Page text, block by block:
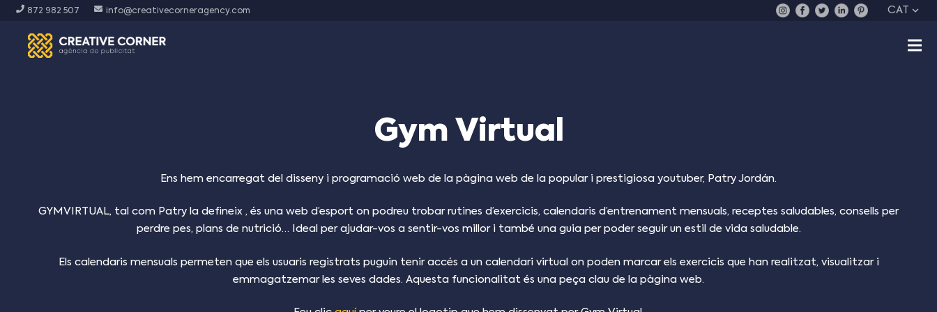
872 982 507 info@creativecorneragency.com CAT
Gym Virtual
Ens hem encarregat del disseny i programació web de la pàgina web de la popular i prestigiosa youtuber, Patry Jordán.
GYMVIRTUAL, tal com Patry la defineix , és una web d’esport on podreu trobar rutines d’exercicis, calendaris d’entrenament mensuals, receptes saludables, consells per
perdre pes, plans de nutrició… Ideal per ajudar-vos a sentir-vos millor i també una guia per poder seguir un estil de vida saludable.
Els calendaris mensuals permeten que els usuaris registrats puguin tenir accés a un calendari virtual on poden marcar els exercicis que han realitzat, visualitzar i
emmagatzemar les seves dades. Aquesta funcionalitat és una peça clau de la pàgina web.